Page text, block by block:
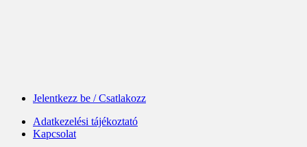
Jelentkezz be / Csatlakozz
Adatkezelési tájékoztató
Kapcsolat